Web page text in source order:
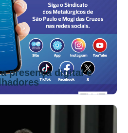
presença digital e